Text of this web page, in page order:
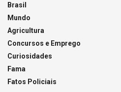
Brasil
Mundo
Agricultura
Concursos e Emprego
Curiosidades
Fama
Fatos Policiais